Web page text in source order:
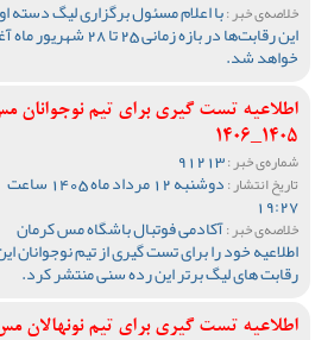
خلاصه‌ی خبر :با اعلام مسئول برگزاری لیگ دسته
این رقابت‌ها در بازه زمانی 25 تا 28
خواهد شد.
اطلاعیه تست گیری برای تیم نوجوانان
1405_1406
شماره‌ی خبر :
تاریخ انتشار : دوشنبه 12 مرداد ماه 1405 ساعت
19:27
خلاصه‌ی خبر :آکادمی فوتبال باشگاه مس کرمان
اطلاعیه خود را برای تست گیری از تیم نوجوانان
رقابت های لیگ برتر این رده سنی منتشر کرد.
اطلاعیه تست گیری برای تیم نونهالان